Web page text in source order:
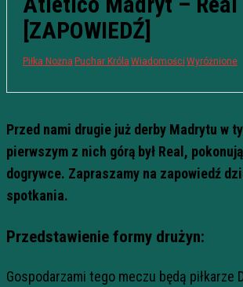
[ZAPOWIEDŹ]
Piłka Nożna Puchar Króla Wiadomości Wyróżnione
Przed nami drugie już derby Madrytu w
pierwszym z nich górą był Real,
dogrywce. Zapraszamy na zapowiedź
spotkania.
Przedstawienie formy drużyn:
Gospodarzami tego meczu będą piłkarze